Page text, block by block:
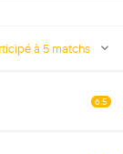
à 5 matchs
6.5